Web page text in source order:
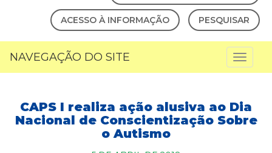
ACESSO À INFORMAÇÃO PESQUISAR
NAVEGAÇÃO DO SITE
CAPS I realiza ação alusiva ao Dia
Nacional de Conscientização Sobre
o Autismo